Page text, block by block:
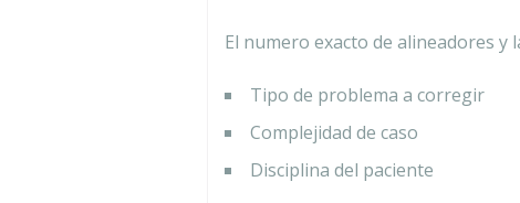
El numero exacto de alineadores y
Tipo de problema a corregir
Complejidad de caso
Disciplina del paciente